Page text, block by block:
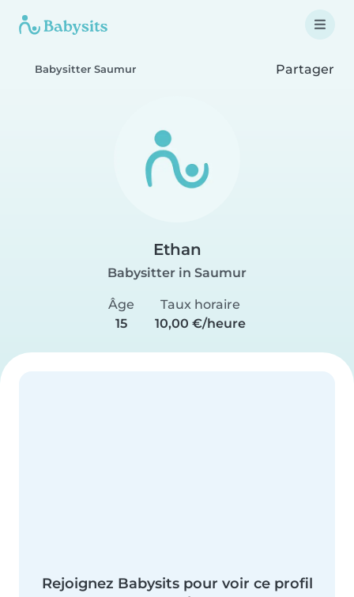
Babysitter Saumur Partager
Ethan
Babysitter in Saumur
Âge
15
Taux horaire
10,00 €/heure
Rejoignez Babysits pour voir ce profil